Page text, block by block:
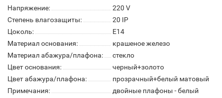
Напряжение:
220 V
Степень влагозащиты:
20 IP
Цоколь:
E14
Материал основания:
крашеное железо
Материал абажура/плафона:
стекло
Цвет основания:
черный+золото
Цвет абажура/плафона:
прозрачный+белый матовый
Примечания:
двойные плафоны - белый